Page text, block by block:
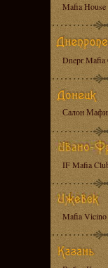
Mafia House
Dnepr Mafia
Салон
IF Mafia
Mafia Vicino